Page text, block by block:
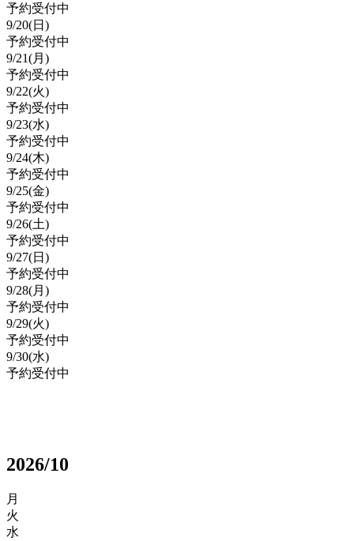
予約受付中
9/20(日)
予約受付中
9/21(月)
予約受付中
9/22(火)
予約受付中
9/23(水)
予約受付中
9/24(木)
予約受付中
9/25(金)
予約受付中
9/26(土)
予約受付中
9/27(日)
予約受付中
9/28(月)
予約受付中
9/29(火)
予約受付中
9/30(水)
予約受付中
2026/10
月
火
水